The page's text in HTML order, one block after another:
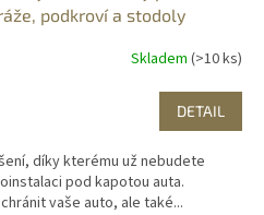
podkroví a stodoly
Skladem (>10 ks)
DETAIL
díky kterému už nebudete
pod kapotou auta.
vaše auto, ale také...